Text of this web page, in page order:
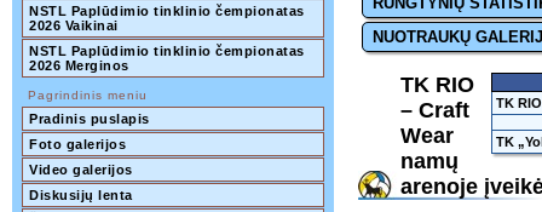
NSTL Paplūdimio tinklinio čempionatas
2026 Vaikinai
NSTL Paplūdimio tinklinio čempionatas
2026 Merginos
Pagrindinis meniu
Pradinis puslapis
Foto galerijos
Video galerijos
Diskusijų lenta
NUOTRAUKŲ
TK
TK
TK RIO
– Craft
Wear
namų
arenoje